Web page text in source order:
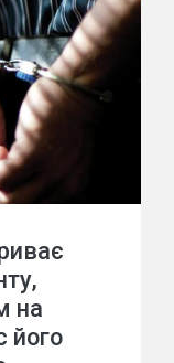
на
його